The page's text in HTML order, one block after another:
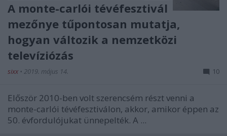
A monte-carlói tévéfesztivál
mezőnye tűpontosan mutatja,
hogyan változik a nemzetközi
televíziózás
sixx • 2019. május 14. 10
Először 2010-ben volt szerencsém részt venni a
monte-carlói tévéfesztiválon, akkor, amikor éppen az
50. évfordulójukat ünnepelték. A ...